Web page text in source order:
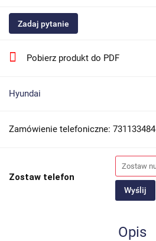
Zadaj pytanie
Pobierz produkt do PDF
Hyundai
Zamówienie telefoniczne: 731133484
Zostaw telefon
Wyślij
Opis